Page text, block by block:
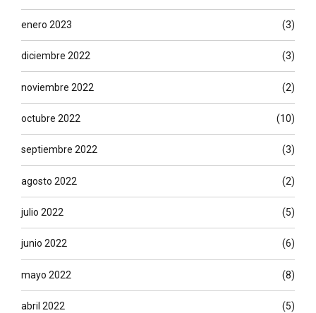
enero 2023 (3)
diciembre 2022 (3)
noviembre 2022 (2)
octubre 2022 (10)
septiembre 2022 (3)
agosto 2022 (2)
julio 2022 (5)
junio 2022 (6)
mayo 2022 (8)
abril 2022 (5)